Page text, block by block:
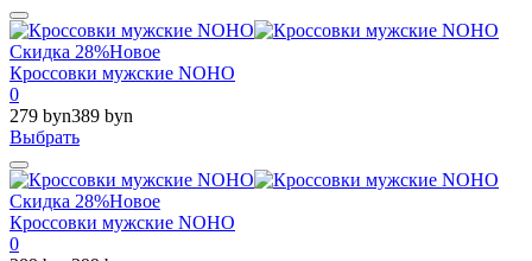
Скидка 28%Новое
Кроссовки мужские NOHO
0
279 byn389 byn
Выбрать
Скидка 28%Новое
Кроссовки мужские NOHO
0